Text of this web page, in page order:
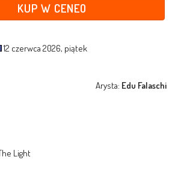
KUP W CENEO
12 czerwca 2026, piątek
Arysta: Edu Falaschi
Light